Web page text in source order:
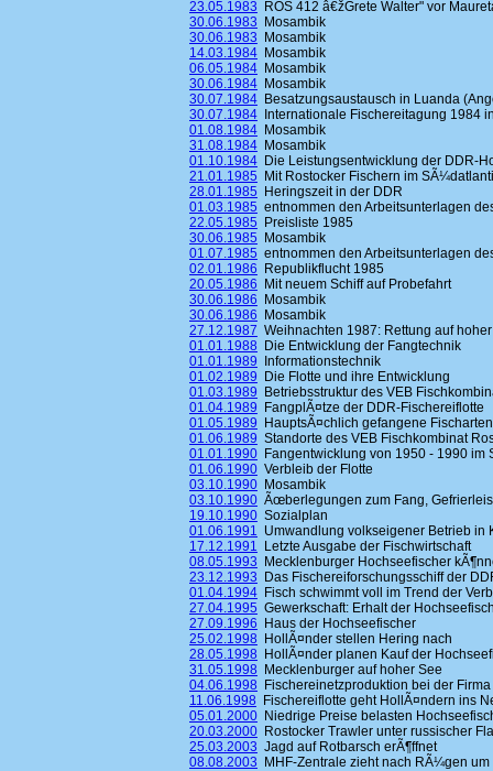
23.05.1983 ROS 412 â€žGrete Walter" vor
30.06.1983 Mosambik
30.06.1983 Mosambik
14.03.1984 Mosambik
06.05.1984 Mosambik
30.06.1984 Mosambik
30.07.1984 Besatzungsaustausch in Luanda
30.07.1984 Internationale Fischereitagung 1984
01.08.1984 Mosambik
31.08.1984 Mosambik
01.10.1984 Die Leistungsentwicklung der DDR-
21.01.1985 Mit Rostocker Fischern im
28.01.1985 Heringszeit in der DDR
01.03.1985 entnommen den Arbeitsunterlagen
22.05.1985 Preisliste 1985
30.06.1985 Mosambik
01.07.1985 entnommen den Arbeitsunterlagen
02.01.1986 Republikflucht 1985
20.05.1986 Mit neuem Schiff auf Probefahrt
30.06.1986 Mosambik
30.06.1986 Mosambik
27.12.1987 Weihnachten 1987: Rettung auf
01.01.1988 Die Entwicklung der Fangtechnik
01.01.1989 Informationstechnik
01.02.1989 Die Flotte und ihre Entwicklung
01.03.1989 Betriebsstruktur des VEB
01.04.1989 FangplÃ¤tze der DDR-Fischereiflotte
01.05.1989 HauptsÃ¤chlich gefangene Fischarten
01.06.1989 Standorte des VEB Fischkombinat
01.01.1990 Fangentwicklung von 1950 - 1990 im
01.06.1990 Verbleib der Flotte
03.10.1990 Mosambik
03.10.1990 Ãœberlegungen zum Fang,
19.10.1990 Sozialplan
01.06.1991 Umwandlung volkseigener Betrieb in
17.12.1991 Letzte Ausgabe der Fischwirtschaft
08.05.1993 Mecklenburger Hochseefischer
23.12.1993 Das Fischereiforschungsschiff der
01.04.1994 Fisch schwimmt voll im Trend der
27.04.1995 Gewerkschaft: Erhalt der
27.09.1996 Haus der Hochseefischer
25.02.1998 HollÃ¤nder stellen Hering nach
28.05.1998 HollÃ¤nder planen Kauf der
31.05.1998 Mecklenburger auf hoher See
04.06.1998 Fischereinetzproduktion bei der
11.06.1998 Fischereiflotte geht HollÃ¤ndern ins
05.01.2000 Niedrige Preise belasten
20.03.2000 Rostocker Trawler unter russischer
25.03.2003 Jagd auf Rotbarsch erÃ¶ffnet
08.08.2003 MHF-Zentrale zieht nach RÃ¼gen um